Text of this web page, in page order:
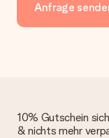
Anfrage
10% Gutschein
& nichts mehr